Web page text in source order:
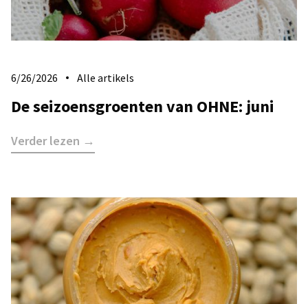
6/26/2026 Alle artikels
De seizoensgroenten van OHNE: juni
Verder lezen →